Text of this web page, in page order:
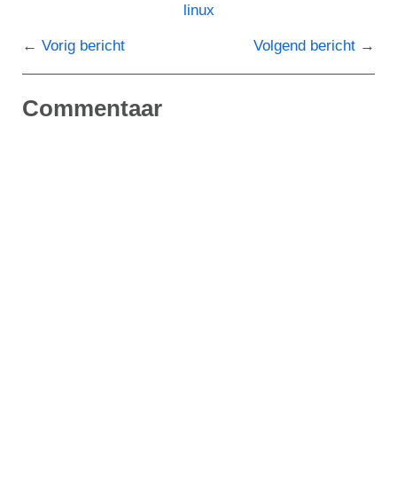
linux
Vorig bericht Volgend bericht
Commentaar